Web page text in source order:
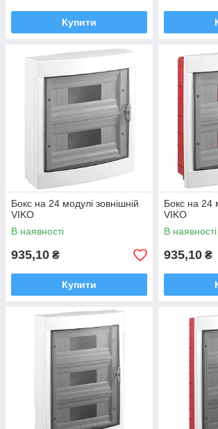
Купити
Бокс на 24 модулі зовнішній
VIKO
В наявності
935,10 ₴
Купити
Бокс на 24
VIKO
В наявності
935,10 ₴